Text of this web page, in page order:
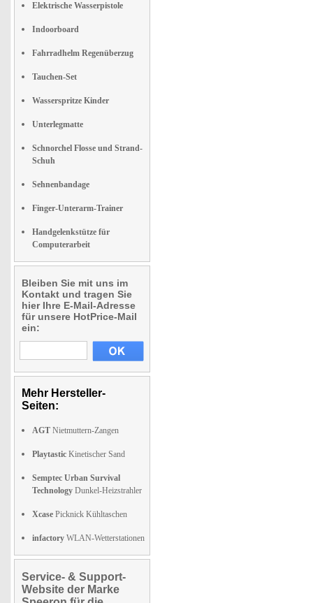
Elektrische Wasserpistole
Indoorboard
Fahrradhelm Regenüberzug
Tauchen-Set
Wasserspritze Kinder
Unterlegmatte
Schnorchel Flosse und Strand-
Schuh
Sehnenbandage
Finger-Unterarm-Trainer
Handgelenkstütze für
Computerarbeit
Bleiben Sie mit uns im
Kontakt und tragen Sie
hier Ihre E-Mail-Adresse
für unsere HotPrice-Mail
ein:
Mehr Hersteller-
Seiten:
AGT Nietmuttern-Zangen
Playtastic Kinetischer Sand
Semptec Urban Survival
Technology Dunkel-Heizstrahler
Xcase Picknick Kühltaschen
infactory WLAN-Wetterstationen
Service- & Support-
Website der Marke